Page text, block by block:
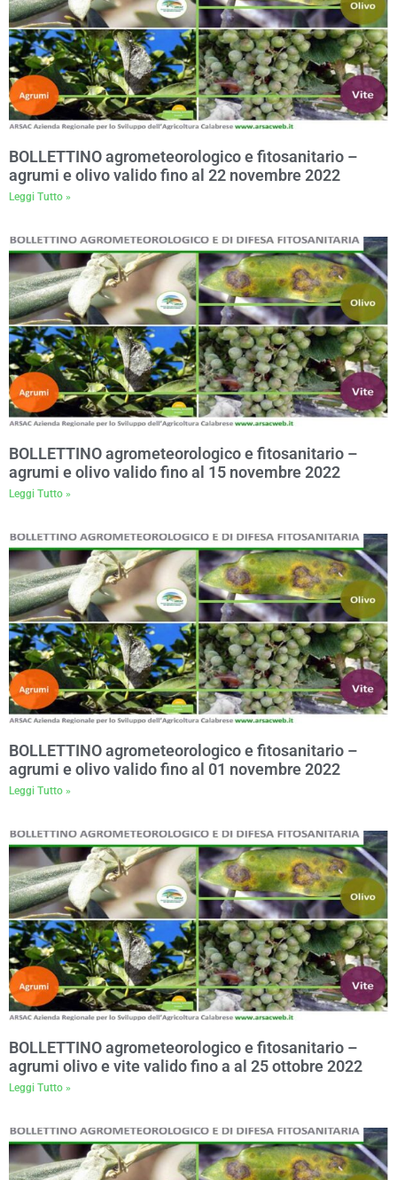
BOLLETTINO agrometeorologico e fitosanitario –
agrumi e olivo valido fino al 22 novembre 2022
Leggi Tutto »
BOLLETTINO agrometeorologico e fitosanitario –
agrumi e olivo valido fino al 15 novembre 2022
Leggi Tutto »
BOLLETTINO agrometeorologico e fitosanitario –
agrumi e olivo valido fino al 01 novembre 2022
Leggi Tutto »
BOLLETTINO agrometeorologico e fitosanitario –
agrumi olivo e vite valido fino a al 25 ottobre 2022
Leggi Tutto »